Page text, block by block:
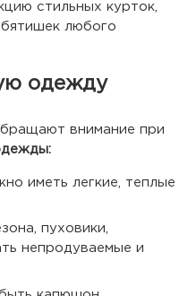
стильных курток,
любого
одежду
внимание при
иметь легкие, теплые
пуховики,
непродуваемые и